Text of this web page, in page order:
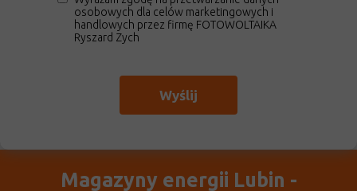
osobowych dla celów marketingowych i
handlowych przez firmę FOTOWOLTAIKA
Ryszard Zych
Wyślij
Magazyny energii Lubin -